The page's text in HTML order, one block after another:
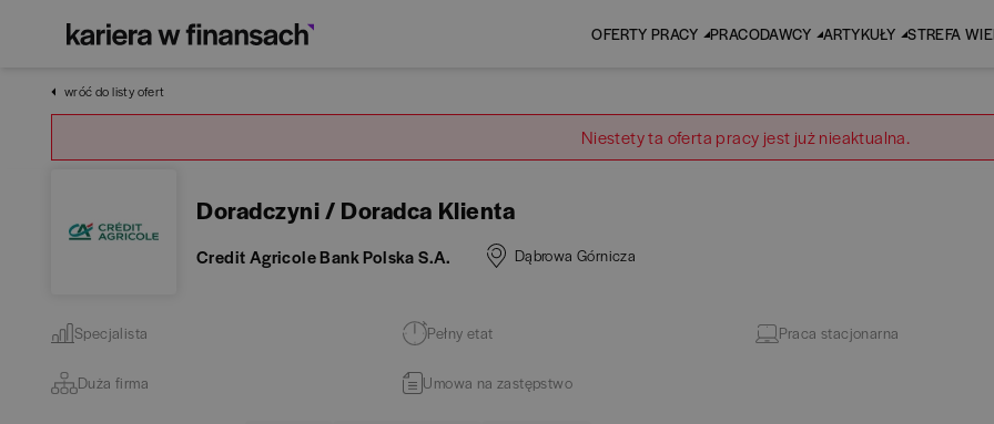
OFERTY PRACY PRACODAWCY ARTYKUŁY STREFA
wróć do listy ofert
Niestety ta oferta pracy jest już nieaktualna.
Doradczyni / Doradca Klienta
Credit Agricole Bank Polska S.A. Dąbrowa Górnicza
Specjalista Pełny etat Praca stacjonarna
Duża firma Umowa na zastępstwo